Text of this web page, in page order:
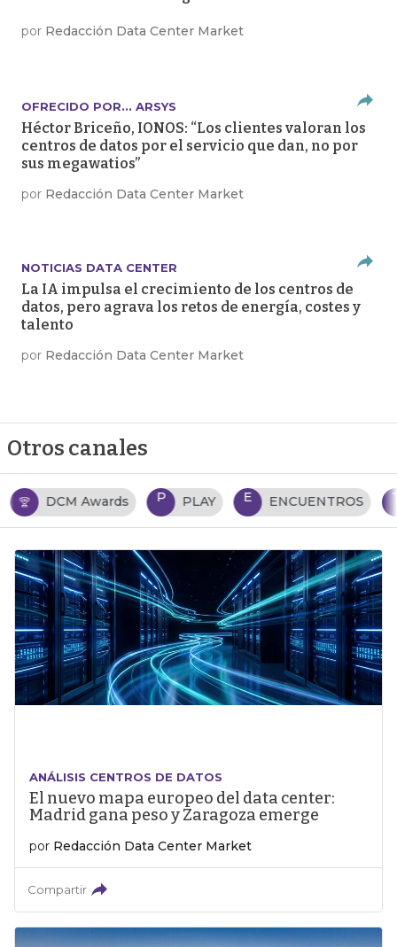
por Redacción Data Center Market
OFRECIDO POR... ARSYS
Héctor Briceño, IONOS: “Los clientes valoran los
centros de datos por el servicio que dan, no por
sus megawatios”
por Redacción Data Center Market
NOTICIAS DATA CENTER
La IA impulsa el crecimiento de los centros de
datos, pero agrava los retos de energía, costes y
talento
por Redacción Data Center Market
Otros canales
P PLAY E ENCUENTROS T TENDENCIAS TI
ANÁLISIS CENTROS DE DATOS
El nuevo mapa europeo del data center:
Madrid gana peso y Zaragoza emerge
por Redacción Data Center Market
Compartir